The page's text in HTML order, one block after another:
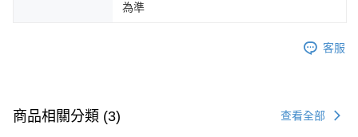
為準
客服
商品相關分類 (3) 查看全部